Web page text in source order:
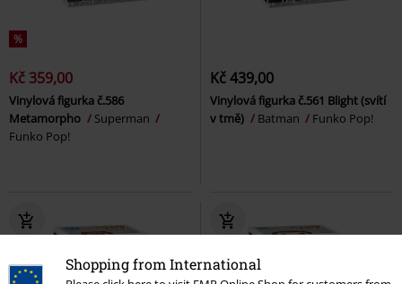
Shopping from International
%
Kč 359,00
Vinylová figurka č.586
Metamorpho
Superman
Funko Pop!
Kč 439,00
Vinylová figurka č.561 Blight (svítí
v tmě)
Batman Funko Pop!